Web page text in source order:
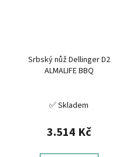
Srbský nůž Dellinger D2
ALMALIFE BBQ
✅ Skladem
3.514 Kč